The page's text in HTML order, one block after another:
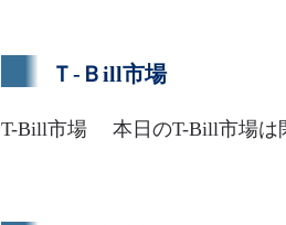
Ｔ-Ｂill市場
T-Bill市場 本日のT-Bill市場は